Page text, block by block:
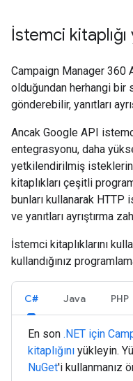
İstemci
Campaign Manager 360
olduğundan herhangi
gönderebilir, yanıtları
Ancak Google API
entegrasyonu, daha
yetkilendirilmiş isteklerin
kitaplıkları çeşitli
bunları kullanarak
ve yanıtları ayrıştırma
İstemci kitaplıklarını
kullandığınız
C# Java PHP
En son .NET için
kitaplığını yükleyin.
NuGet'i kullanmanız